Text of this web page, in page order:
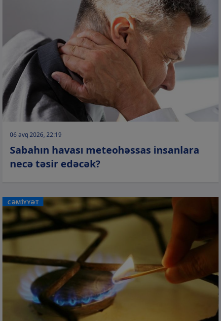
06 avq 2026, 22:19
Sabahın havası meteohəssas insanlara
necə təsir edəcək?
CƏMİYYƏT